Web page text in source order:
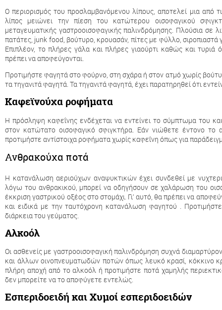
O περιορισμός του προσλαμβανόμενου λίπους, αποτελεί μια από
λίπος μειώνει την πίεση του κατώτερου οισοφαγικού
μεταγευματικής γαστροοισοφαγικής παλινδρόμησης. Πλούσια σε
πατάτες, junk food, βούτυρο, κρουασάν, πίτες με φύλλο,
Επιπλέον, το πλήρες γάλα και πλήρες γιαούρτι καθώς και
πρέπει να αποφεύγονται.
Προτιμήστε φαγητά στο φούρνο, στη σχάρα ή στον ατμό χωρίς
τα τηγανιτά φαγητά. Τα τηγανιτά φαγητά, έχει παρατηρηθεί ότι
Καφεϊνούχα ροφήματα
Η πρόσληψη καφεΐνης ενδέχεται να εντείνει το σύμπτωμα του
στον κατώτατο οισοφαγικό σφιγκτήρα. Εάν νιώθετε έντονο
προτιμήστε αντίστοιχα ροφήματα χωρίς καφεΐνη όπως για
Ανθρακούχα ποτά
Η κατανάλωση αεριούχων αναψυκτικών έχει συνδεθεί με
λόγω του ανθρακικού, μπορεί να οδηγήσουν σε χαλάρωση του
έκκριση γαστρικού οξέος στο στομάχι. Γι’ αυτό, θα πρέπει να
και ειδικά με την ταυτόχρονη κατανάλωση φαγητού .
διάρκεια του γεύματος.
Αλκοόλ
Οι ασθενείς με γαστροοισοφαγική παλινδρόμηση συχνά
και άλλων οινοπνευματωδών ποτών όπως λευκό κρασί, κόκκινο
πλήρη αποχή από το αλκοόλ ή προτιμήστε ποτά χαμηλής
δεν μπορείτε να το αποφύγετε εντελώς.
Εσπεριδοειδή και Χυμοί εσπεριδοειδών